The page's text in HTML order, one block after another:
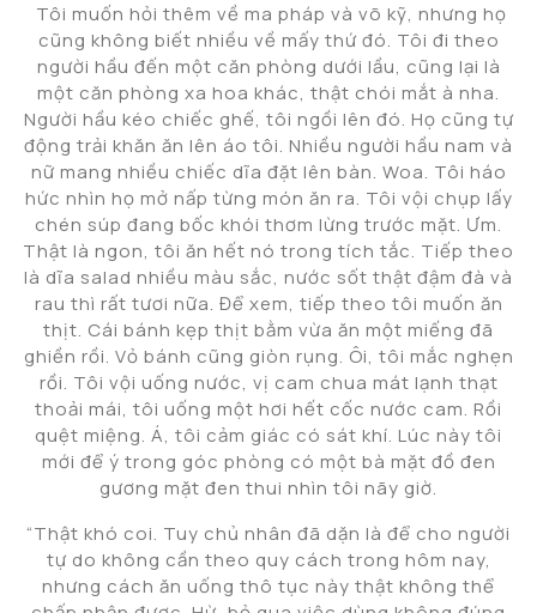
Tôi muốn hỏi thêm về ma pháp và võ kỹ, nhưng họ
cũng không biết nhiều về mấy thứ đó. Tôi đi theo
người hầu đến một căn phòng dưới lầu, cũng lại là
một căn phòng xa hoa khác, thật chói mắt à nha.
Người hầu kéo chiếc ghế, tôi ngồi lên đó. Họ cũng tự
động trải khăn ăn lên áo tôi. Nhiều người hầu nam và
nữ mang nhiều chiếc dĩa đặt lên bàn. Woa. Tôi háo
hức nhìn họ mở nấp từng món ăn ra. Tôi vội chụp lấy
chén súp đang bốc khói thơm lừng trước mặt. Ưm.
Thật là ngon, tôi ăn hết nó trong tích tắc. Tiếp theo
là dĩa salad nhiều màu sắc, nước sốt thật đậm đà và
rau thì rất tươi nữa. Để xem, tiếp theo tôi muốn ăn
thịt. Cái bánh kẹp thịt bằm vừa ăn một miếng đã
ghiền rồi. Vỏ bánh cũng giòn rụng. Ôi, tôi mắc nghẹn
rồi. Tôi vội uống nước, vị cam chua mát lạnh thạt
thoải mái, tôi uống một hơi hết cốc nước cam. Rồi
quệt miệng. Á, tôi cảm giác có sát khí. Lúc này tôi
mới để ý trong góc phòng có một bà mặt đồ đen
gương mặt đen thui nhìn tôi nãy giờ.
“Thật khó coi. Tuy chủ nhân đã dặn là để cho người
tự do không cần theo quy cách trong hôm nay,
nhưng cách ăn uống thô tục này thật không thể